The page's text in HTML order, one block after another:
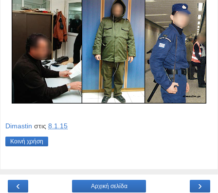
Dimastin στις 8.1.15
Κοινή χρήση
‹ ›
Αρχική σελίδα